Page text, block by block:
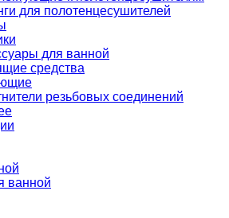
для полотенцесушителей
для ванной
средства
резьбовых соединений
ванной